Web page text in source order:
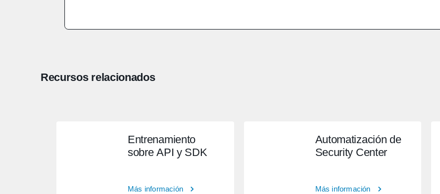
Recursos relacionados
Entrenamiento
sobre API y SDK
Más información
Automatización de
Security Center
Más información